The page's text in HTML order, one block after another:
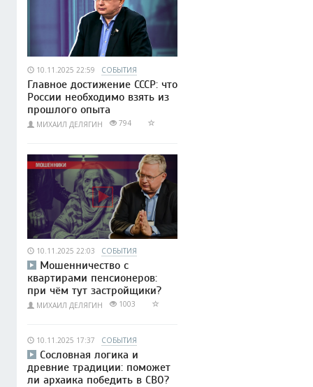
10.11.2025 22:59 СОБЫТИЯ
Главное достижение СССР: что
России необходимо взять из
прошлого опыта
МИХАИЛ ДЕЛЯГИН 794
10.11.2025 22:03 СОБЫТИЯ
Мошенничество с
квартирами пенсионеров:
при чём тут застройщики?
МИХАИЛ ДЕЛЯГИН 1003
10.11.2025 17:37 СОБЫТИЯ
Сословная логика и
древние традиции: поможет
ли архаика победить в СВО?